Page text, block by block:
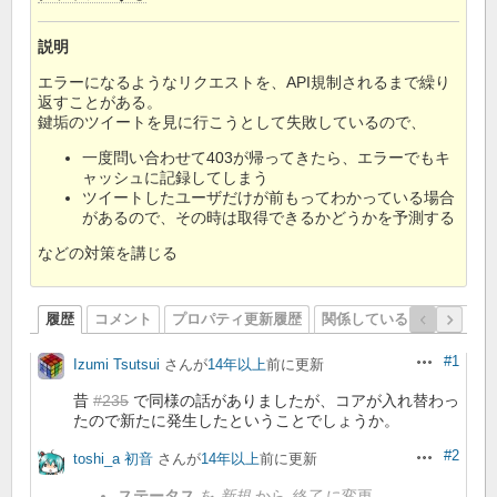
説明
エラーになるようなリクエストを、API規制されるまで繰り
返すことがある。
鍵垢のツイートを見に行こうとして失敗しているので、
一度問い合わせて403が帰ってきたら、エラーでもキ
ャッシュに記録してしまう
ツイートしたユーザだけが前もってわかっている場合
があるので、その時は取得できるかどうかを予測する
などの対策を講じる
履歴 コメント プロパティ更新履歴 関係しているリビジョン
操作#1
Izumi Tsutsui さんが14年以上前に更新
昔 #235 で同様の話がありましたが、コアが入れ替わっ
たので新たに発生したということでしょうか。
操作#2
toshi_a 初音 さんが14年以上前に更新